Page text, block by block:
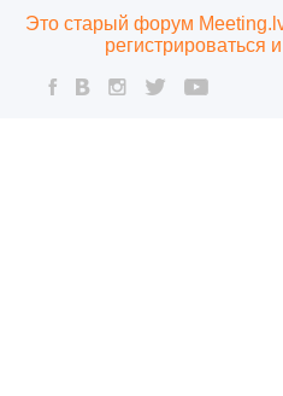
Это старый форум
регистрироваться